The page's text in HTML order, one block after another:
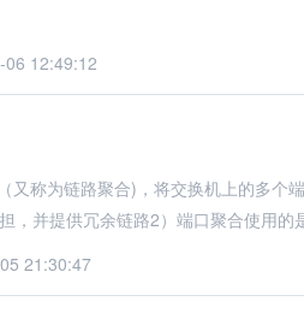
12:49:12
又称为链路聚合)，将交换机上的多个
，并提供冗余链路2）端口聚合使用的
21:30:47